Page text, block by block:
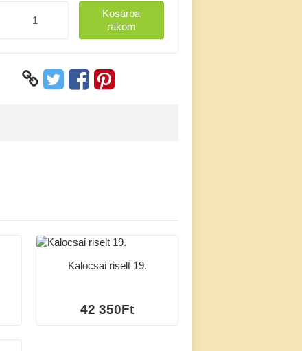
Kosárba
rakom
Kalocsai riselt 19.
42 350Ft